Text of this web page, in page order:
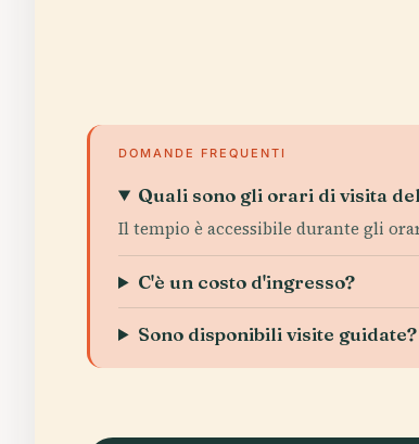
DOMANDE FREQUENTI
Quali sono gli orari di visita
Il tempio è accessibile durante gli
C'è un costo d'ingresso?
Sono disponibili visite guidate?